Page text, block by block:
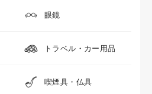
眼鏡
トラベル・カー用品
喫煙具・仏具